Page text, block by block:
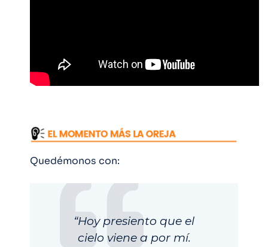
Quedémonos con:
“Hoy presiento que el
cielo viene a por mí.